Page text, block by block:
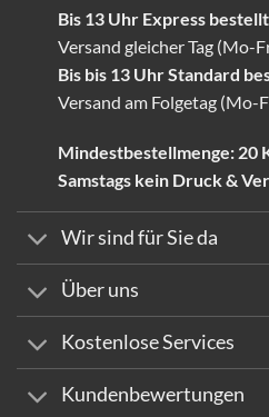
Bis 13 Uhr Express
Versand gleicher Tag (Mo-
Bis bis 13 Uhr Standard
Versand am Folgetag (Mo-
Mindestbestellmenge: 20
Samstags kein Druck &
Wir sind für Sie da
Über uns
Kostenlose Services
Kundenbewertungen